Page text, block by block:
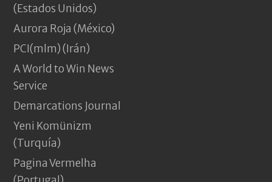
(Estados Unidos)
Aurora Roja (México)
PCI(mlm) (Irán)
A World to Win News
Service
Demarcations Journal
Yeni Komünizm
(Turquía)
Pagina Vermelha